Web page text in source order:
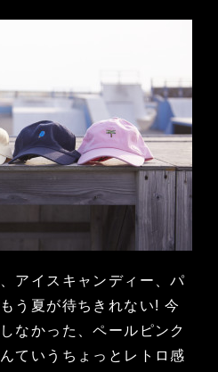
アイスキャンディー、パ
う夏が待ちきれない! 今
なかった、ペールピンク
ていうちょっとレトロ感